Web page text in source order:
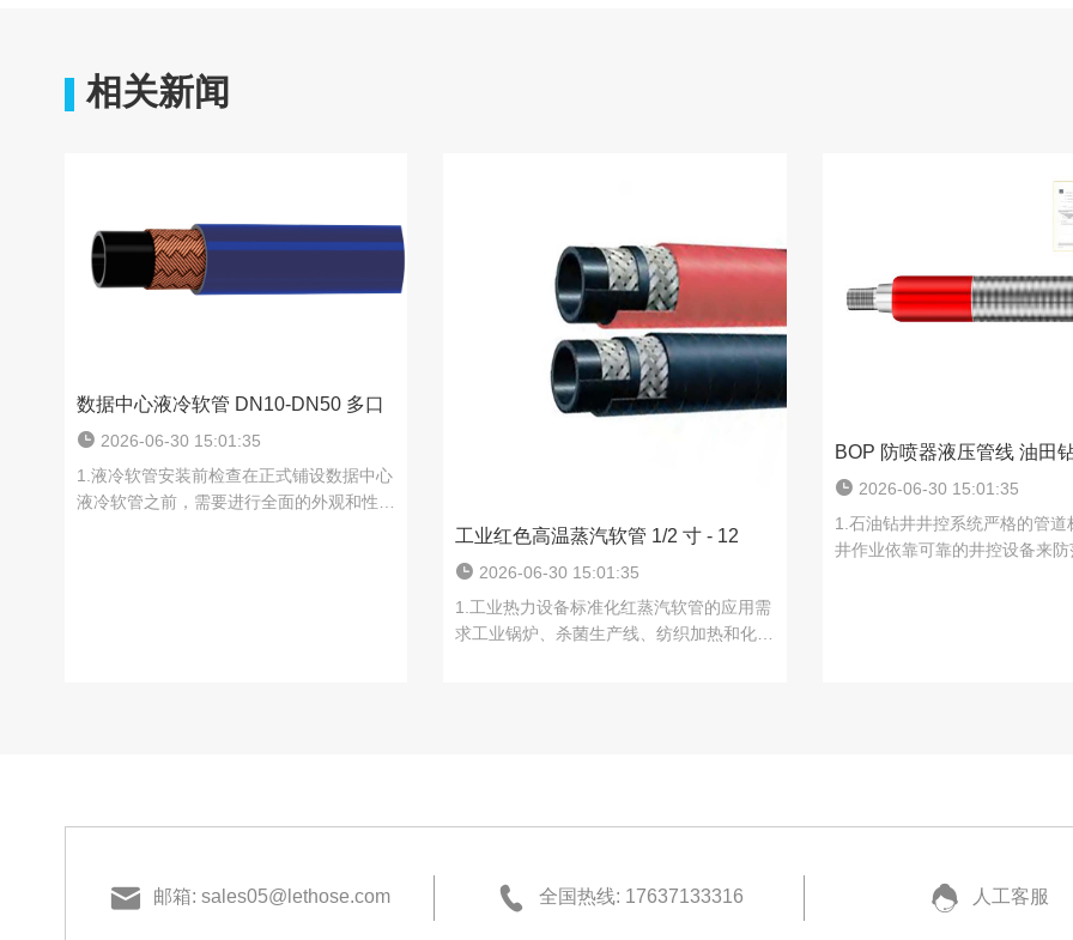
相关新闻
数据中心液冷软管 DN10-DN50 多口
2026-06-30 15:01:35
1.液冷软管安装前检查在正式铺设数据中心
液冷软管之前，需要进行全面的外观和性能
工业红色高温蒸汽软管 1/2 寸 - 12
2026-06-30 15:01:35
1.工业热力设备标准化红蒸汽软管的应用需
求工业锅炉、杀菌生产线、纺织加热和化学
BOP 防喷器液压管线 油田
2026-06-30 15:01:35
1.石油钻井井控系统严格的管道
井作业依靠可靠的井控设备来
邮箱: sales05@lethose.com 全国热线: 17637133316 人工客服